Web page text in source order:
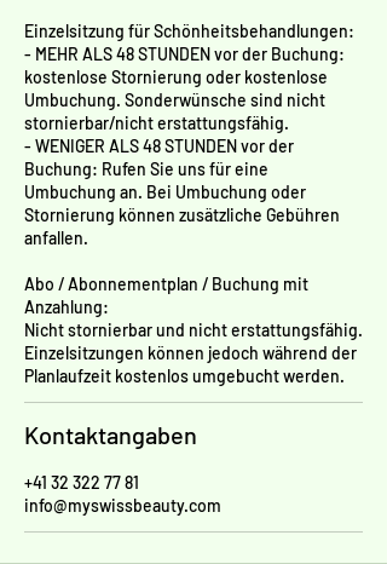
Einzelsitzung für Schönheitsbehandlungen:
- MEHR ALS 48 STUNDEN vor der Buchung:
kostenlose Stornierung oder kostenlose
Umbuchung. Sonderwünsche sind nicht
stornierbar/nicht erstattungsfähig.
- WENIGER ALS 48 STUNDEN vor der
Buchung: Rufen Sie uns für eine
Umbuchung an. Bei Umbuchung oder
Stornierung können zusätzliche Gebühren
anfallen.
Abo / Abonnementplan / Buchung mit
Anzahlung:
Nicht stornierbar und nicht erstattungsfähig.
Einzelsitzungen können jedoch während der
Planlaufzeit kostenlos umgebucht werden.
Kontaktangaben
+41 32 322 77 81
info@myswissbeauty.com